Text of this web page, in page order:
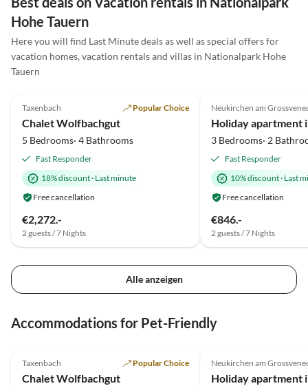
und auch hier kindgerecht: die Deko ist rustikal und
wenn wirklich mal etwas umfällt, geht es nicht sofort
schöne Zeit!
Hohe Tauern
Here you will find Last Minute deals as well as special offers for
vacation homes, vacation rentals and villas in Nationalpark Hohe
Tauern
Taxenbach Popular Choice
Chalet Wolfbachgut
5 Bedrooms· 4 Bathrooms
Fast Responder
18% discount· Last minute
Free cancellation
€2,272.-
2 guests / 7 Nights
Super Host
Neukirchen am
3 Bedrooms· 2
Fast Responder
10% discount· Last
Free cancellation
€846.-
2 guests / 7 Nights
Alle anzeigen
Accommodations for Pet-Friendly
Taxenbach Popular Choice
Chalet Wolfbachgut
Super Host
Neukirchen am